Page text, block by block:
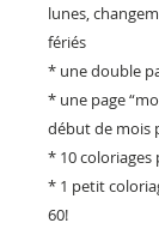
lunes,
fériés
* une double
* une page
début de mois
* 10 coloriages
* 1 petit
60!